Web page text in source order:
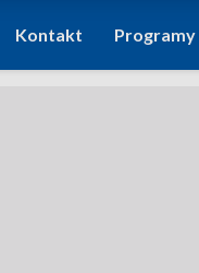
Kontakt Programy